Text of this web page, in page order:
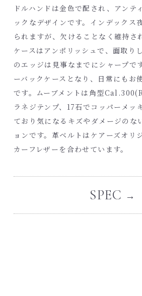
ドルハンドは金色で配され、アンテ
ックなデザインです。インデックス
られますが、欠けることなく維持さ
ケースはアンポリッシュで、面取り
のエッジは見事なまでにシャープで
ーバックケースとなり、日常にもお
です。ムーブメントは角型
ラネジテンプ、17石でコッパーメッ
ており気になるキズやダメージのな
ョンです。革ベルトはケアーズオリ
カーフレザーを合わせています。
SPEC